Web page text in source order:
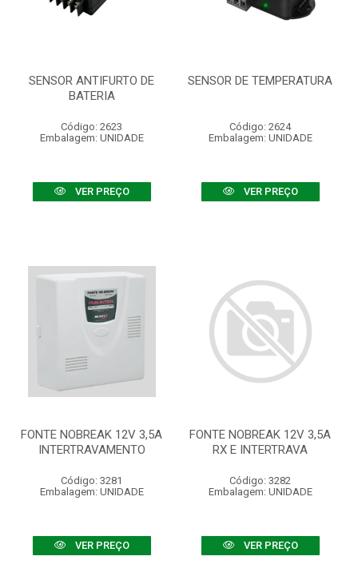
SENSOR ANTIFURTO DE
BATERIA
Código: 2623
Embalagem: UNIDADE
VER PREÇO
SENSOR DE TEMPERATURA
Código: 2624
Embalagem: UNIDADE
VER PREÇO
FONTE NOBREAK 12V 3,5A
INTERTRAVAMENTO
Código: 3281
Embalagem: UNIDADE
VER PREÇO
FONTE NOBREAK 12V 3,5A
RX E INTERTRAVA
Código: 3282
Embalagem: UNIDADE
VER PREÇO